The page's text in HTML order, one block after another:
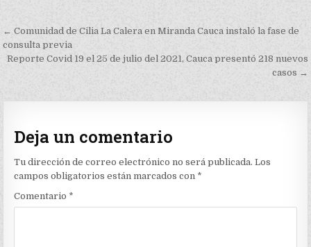
Navegación
de
entradas
← Comunidad de Cilia La Calera en Miranda Cauca instaló la fase de
consulta previa
Reporte Covid 19 el 25 de julio del 2021, Cauca presentó 218 nuevos
casos →
Deja un comentario
Tu dirección de correo electrónico no será publicada. Los
campos obligatorios están marcados con *
Comentario *